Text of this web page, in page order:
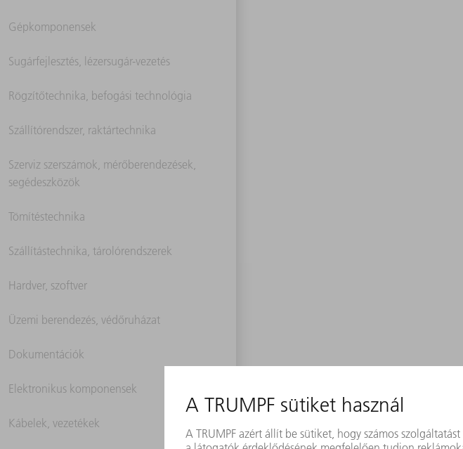
Gépkomponensek
Sugárfejlesztés, lézersugár-vezetés
Rögzítőtechnika, befogási technológia
Szállítórendszer, raktártechnika
Szerviz szerszámok, mérőberendezések,
segédeszközök
Tömítéstechnika
Szállítástechnika, tárolórendszerek
Hardver, szoftver
Üzemi berendezés, védőruházat
Dokumentációk
Elektronikus komponensek
Kábelek, vezetékek